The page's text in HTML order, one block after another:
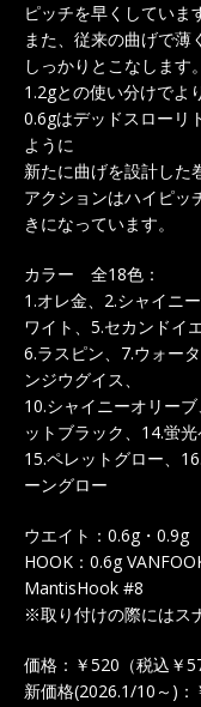
ピッチを早くしていま
また、従来の曲げで薄
しっかりとこなします。
1.2gとの使い分けでよ
0.6gはデッドスローリ
ように
新たに曲げを設計した
アクションはハイピッ
きになっています。
カラー 全18色：
1.オレ金、2.シャイニ
ワイト、5.セカンドイエ
6.ラスピン、7.ウォー
ンジウグイス、
10.シャイニーオリー
ットブラック、14.蛍光
15.ペレットグロー、
ーングロー
ウエイト：0.6g・0.9g
HOOK：0.6g
MantisHook #8
※取り付けの際にはス
価格：￥520（税込￥
新価格(2026.1/10～)